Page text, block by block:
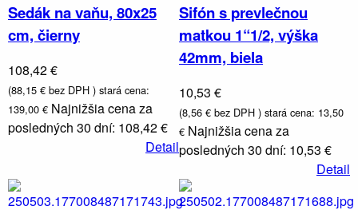
Sedák na vaňu, 80x25
cm, čierny
108,42 €
(88,15 € bez DPH ) stará cena:
139,00 € Najnižšia cena za
posledných 30 dní: 108,42 €
Detail
Sifón s prevlečnou
matkou 1“1/2, výška
42mm, biela
10,53 €
(8,56 € bez DPH ) stará cena: 13,50
€ Najnižšia cena za
posledných 30 dní: 10,53 €
Detail